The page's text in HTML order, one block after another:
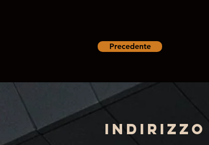
Precedente
Indirizzo